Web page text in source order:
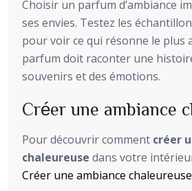
Choisir un parfum d’ambiance
ses envies. Testez les
pour voir ce qui résonne le plus
parfum doit raconter une
souvenirs et des émotions.
Créer une ambiance
Pour découvrir comment créer
chaleureuse dans votre
Créer une ambiance chaleureuse